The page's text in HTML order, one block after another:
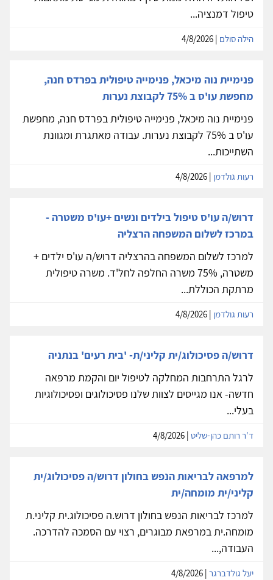
טיפול דמנציה...
הילה סולם
פנימיית נוה מיכאל, פנימייה טיפולית בפרדס חנה,
מחפשת עו'ס ב 75% לקבוצת נערות
פנימיית נוה מיכאל, פנימייה טיפולית בפרדס חנה, מחפשת
עו'ס ב 75% לקבוצת נערות. עבודה מאתגרת ומגוונת
השתייכות...
רעות גולדמן
דרוש/ה עו'ס טיפול בילדים ונשים +עו'ס משטרה -
במרכז לשלום המשפחה הרצליה
למרכז לשלום המשפחה בהרצליה דרוש/ה עו'ס ילדים +
משטרה, 75% משרה החלפה לחל'ד. משרה טיפולית
מרתקת הכוללת...
רעות גולדמן
דרוש/ה פסיכולוג/ית קליני/ת- 'בית רעים' בנתניה
לרגל התרחבות המחלקה לטיפול יום והקמת מרפאה
חדשה- אנו מגייסים לצוות שלנו פסיכולוגים ופסיכולוגיות
בעלי...
ד'ר רותם כהן-שליט
למרפאה לבריאות הנפש בחולון דרוש/ה פסיכולוג/ית
קליני/ית מומחה/ית
למרכז לבריאות הנפש בחולון דרוש.ה פסיכולוג.ית קליני.ת
מומחה.ית במרפאת מבוגרים, רצוי עם הסמכה להדרכה.
העבודה,...
יעל גולדברגר